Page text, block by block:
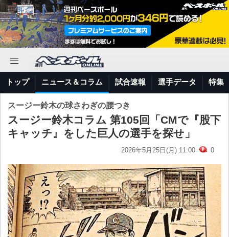
トップ ニュース＆コラム 試合速報 選手データ 特集
スージー鈴木の球さわぎの腰つき
スージー鈴木コラム 第105回「CMで『股下
キャッチ』をした巨人の選手を探せ」
2026年5月25日(月) 11:00 0